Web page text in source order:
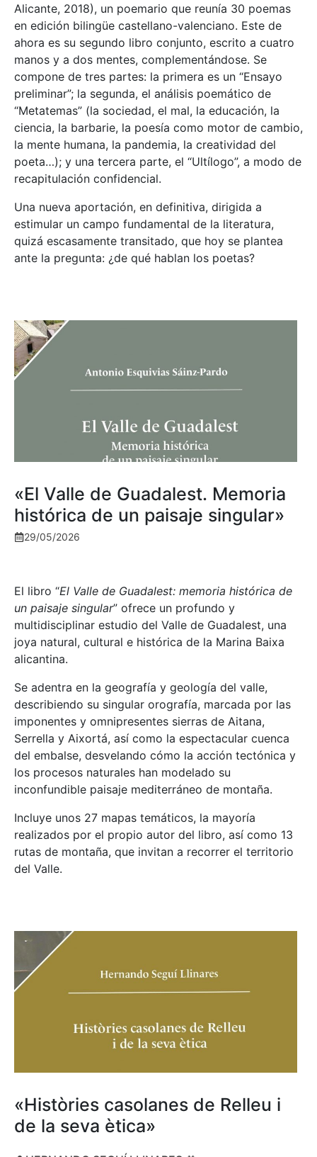
Alicante, 2018), un poemario que reunía 30 poemas
en edición bilingüe castellano-valenciano. Este de
ahora es su segundo libro conjunto, escrito a cuatro
manos y a dos mentes, complementándose. Se
compone de tres partes: la primera es un “Ensayo
preliminar”; la segunda, el análisis poemático de
“Metatemas” (la sociedad, el mal, la educación, la
ciencia, la barbarie, la poesía como motor de cambio,
la mente humana, la pandemia, la creatividad del
poeta…); y una tercera parte, el “Ultílogo”, a modo de
recapitulación confidencial.
Una nueva aportación, en definitiva, dirigida a
estimular un campo fundamental de la literatura,
quizá escasamente transitado, que hoy se plantea
ante la pregunta: ¿de qué hablan los poetas?
«El Valle de Guadalest. Memoria
histórica de un paisaje singular»
29/05/2026
El libro “El Valle de Guadalest: memoria histórica de
un paisaje singular” ofrece un profundo y
multidisciplinar estudio del Valle de Guadalest, una
joya natural, cultural e histórica de la Marina Baixa
alicantina.
Se adentra en la geografía y geología del valle,
describiendo su singular orografía, marcada por las
imponentes y omnipresentes sierras de Aitana,
Serrella y Aixortá, así como la espectacular cuenca
del embalse, desvelando cómo la acción tectónica y
los procesos naturales han modelado su
inconfundible paisaje mediterráneo de montaña.
Incluye unos 27 mapas temáticos, la mayoría
realizados por el propio autor del libro, así como 13
rutas de montaña, que invitan a recorrer el territorio
del Valle.
«Històries casolanes de Relleu i
de la seva ètica»